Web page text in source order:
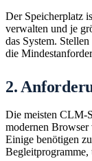
Der Speicherplatz
verwalten und je
das System.
die
2.
Die meisten CLM-
modernen
Einige benötigen